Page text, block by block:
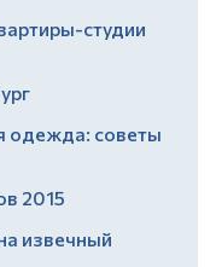
студии
одежда: советы
2015
извечный